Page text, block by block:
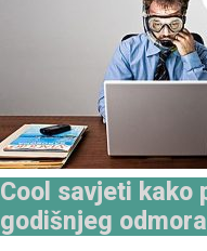
Cool savjeti kako
godišnjeg odmora